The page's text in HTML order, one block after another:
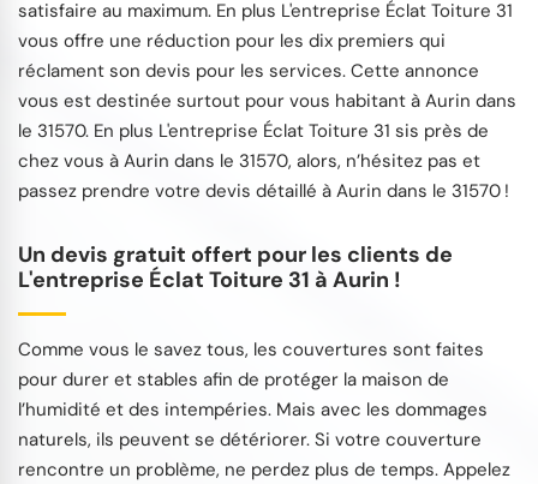
satisfaire au maximum. En plus L'entreprise Éclat Toiture 31
vous offre une réduction pour les dix premiers qui
réclament son devis pour les services. Cette annonce
vous est destinée surtout pour vous habitant à Aurin dans
le 31570. En plus L'entreprise Éclat Toiture 31 sis près de
chez vous à Aurin dans le 31570, alors, n’hésitez pas et
passez prendre votre devis détaillé à Aurin dans le 31570 !
Un devis gratuit offert pour les clients de
L'entreprise Éclat Toiture 31 à Aurin !
Comme vous le savez tous, les couvertures sont faites
pour durer et stables afin de protéger la maison de
l’humidité et des intempéries. Mais avec les dommages
naturels, ils peuvent se détériorer. Si votre couverture
rencontre un problème, ne perdez plus de temps. Appelez